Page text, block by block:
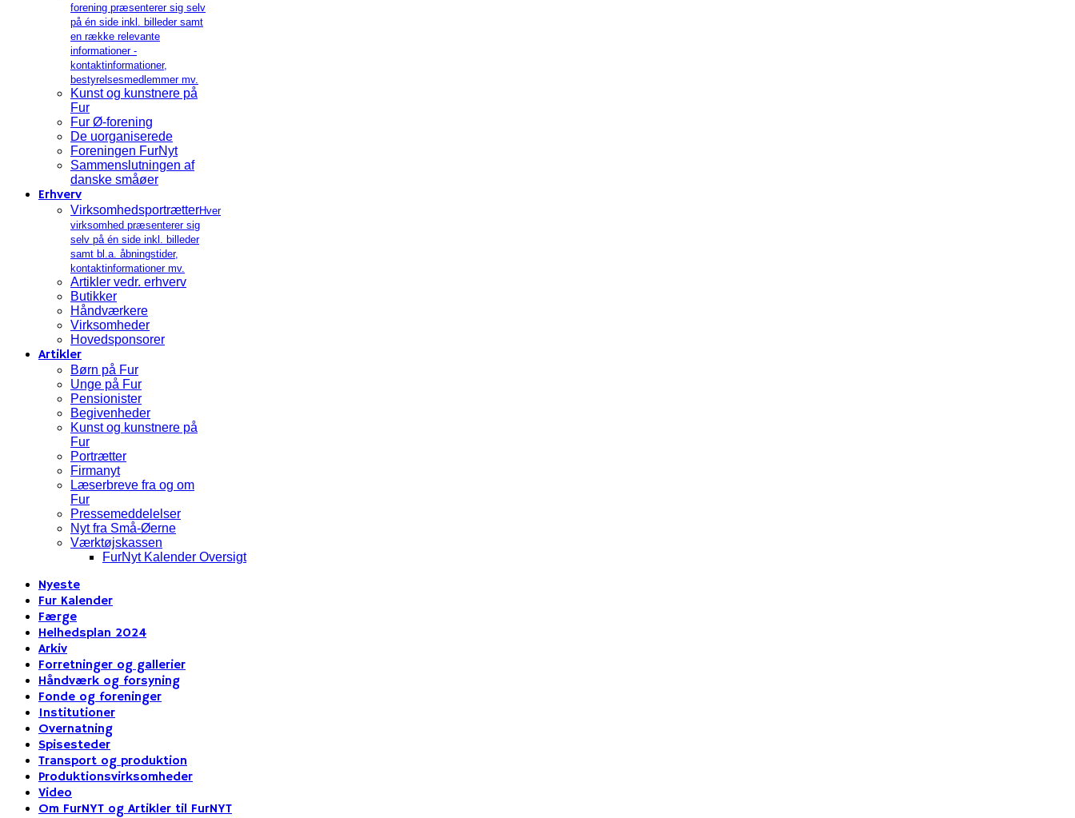
forening præsenterer sig selv
på én side inkl. billeder samt
en række relevante
informationer -
kontaktinformationer,
bestyrelsesmedlemmer mv.
Kunst og kunstnere på
Fur
Fur Ø-forening
De uorganiserede
Foreningen FurNyt
Sammenslutningen af
danske småøer
Erhverv
VirksomhedsportrætterHver
virksomhed præsenterer sig
selv på én side inkl. billeder
samt bl.a. åbningstider,
kontaktinformationer mv.
Artikler vedr. erhverv
Butikker
Håndværkere
Virksomheder
Hovedsponsorer
Artikler
Børn på Fur
Unge på Fur
Pensionister
Begivenheder
Kunst og kunstnere på
Fur
Portrætter
Firmanyt
Læserbreve fra og om
Fur
Pressemeddelelser
Nyt fra Små-Øerne
Værktøjskassen
FurNyt Kalender Oversigt
Nyeste
Fur Kalender
Færge
Helhedsplan 2024
Arkiv
Forretninger og gallerier
Håndværk og forsyning
Fonde og foreninger
Institutioner
Overnatning
Spisesteder
Transport og produktion
Produktionsvirksomheder
Video
Om FurNYT og Artikler til FurNYT